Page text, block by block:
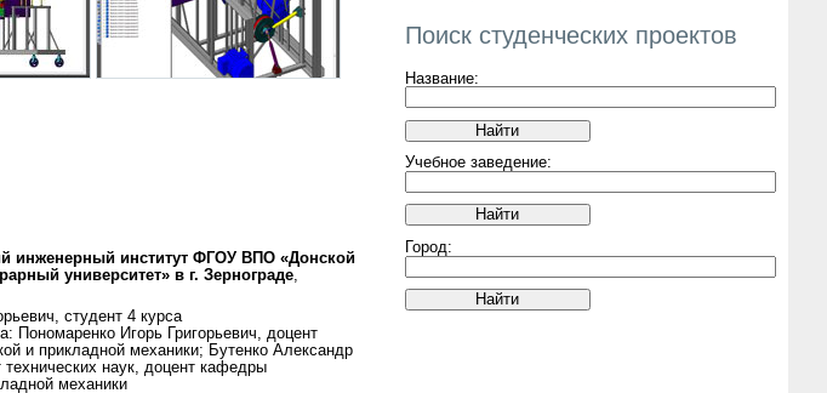
Поиск студенческих проектов
Название:
Учебное заведение:
Город:
инженерный институт ФГОУ ВПО «Донской
университет» в г. Зернограде,
студент 4 курса
Пономаренко Игорь Григорьевич, доцент
и прикладной механики; Бутенко Александр
наук, доцент кафедры
механики